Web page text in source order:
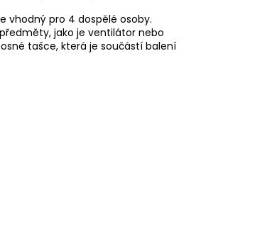
vhodný pro 4 dospělé osoby.
jako je ventilátor nebo
tašce, která je součástí balení